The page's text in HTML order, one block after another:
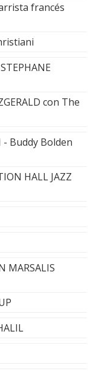
francés
con The
- Buddy Bolden
HALL JAZZ
MARSALIS